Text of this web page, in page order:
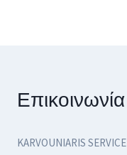
Επικοινωνία
KARVOUNIARIS SERVICE